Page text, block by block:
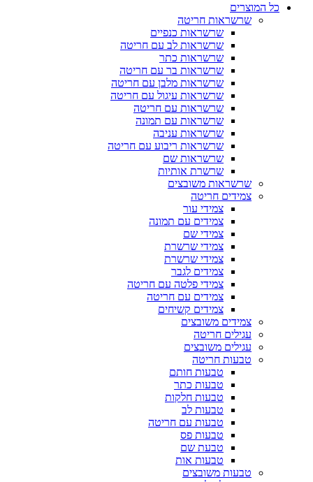
כל המוצרים
שרשראות חריטה
שרשראות כנפיים
שרשראות לב עם חריטה
שרשראות כתר
שרשראות בר עם חריטה
שרשראות מלבן עם חריטה
שרשראות עיגול עם חריטה
שרשראות עם חריטה
שרשראות עם תמונה
שרשראות עניבה
שרשראות ריבוע עם חריטה
שרשראות שם
שרשרת אותיות
שרשראות משובצים
צמידים חריטה
צמידי עור
צמידים עם תמונה
צמידי שם
צמידי שרשרת
צמידי שרשרת
צמידים לגבר
צמידי פלטה עם חריטה
צמידים עם חריטה
צמידים קשיחים
צמידים משובצים
עגילים חריטה
עגילים משובצים
טבעות חריטה
טבעות חותם
טבעות כתר
טבעות חלקות
טבעות לב
טבעות עם חריטה
טבעות פס
טבעת שם
טבעות אות
טבעות משובצים